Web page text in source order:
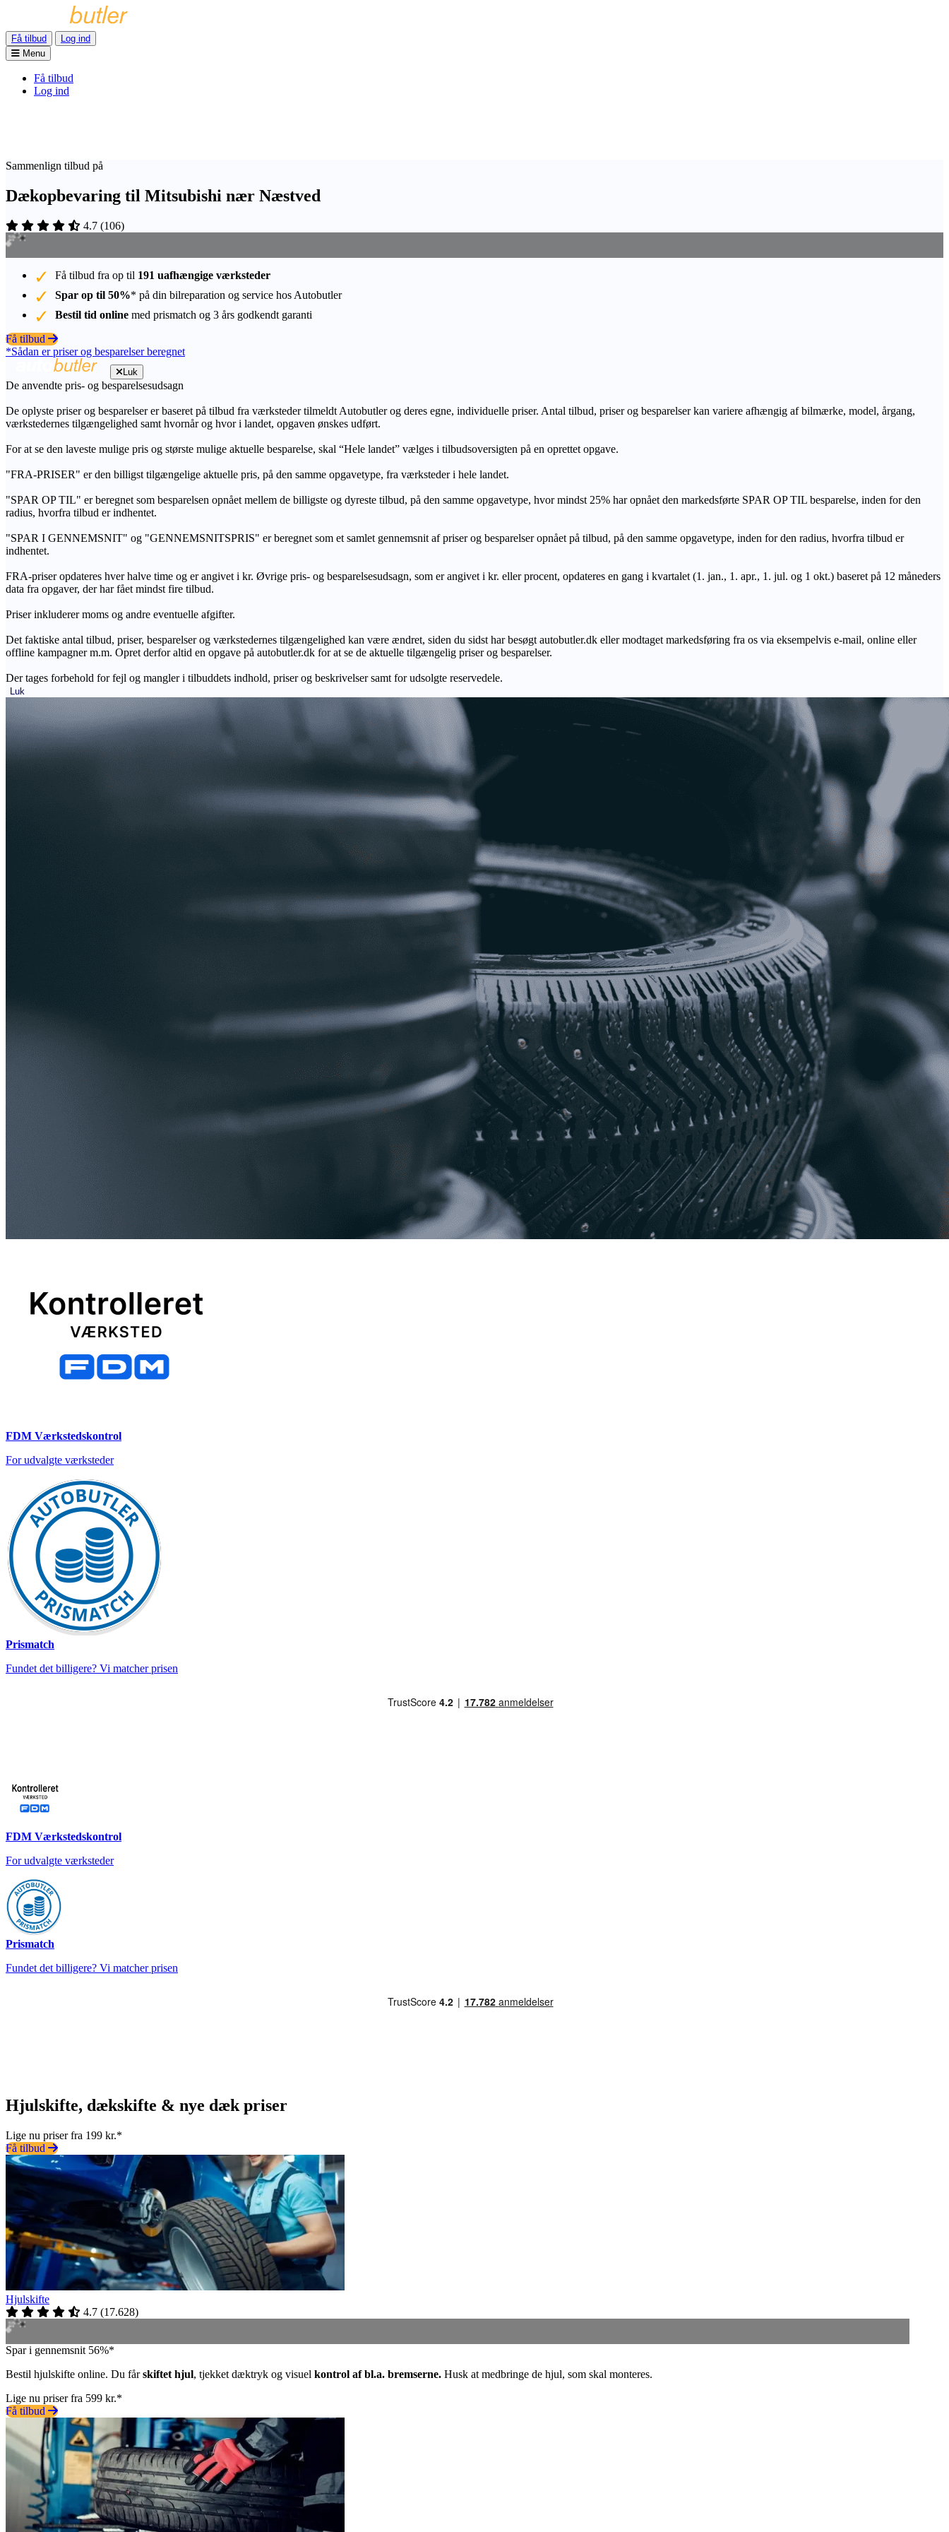
Få tilbud
Log ind
Menu
Få tilbud
Log ind
Sammenlign tilbud på
Dækopbevaring til Mitsubishi nær Næstved
4.7 (106)
Få tilbud fra op til 191 uafhængige værksteder
Spar op til 50%* på din bilreparation og service hos Autobutler
Bestil tid online med prismatch og 3 års godkendt garanti
Få tilbud
*Sådan er priser og besparelser beregnet
Luk
De anvendte pris- og besparelsesudsagn
De oplyste priser og besparelser er baseret på tilbud fra værksteder tilmeldt Autobutler og deres egne, individuelle priser. Antal tilbud, priser og besparelser kan variere afhængig af bilmærke, model, årgang,
værkstedernes tilgængelighed samt hvornår og hvor i landet, opgaven ønskes udført.
For at se den laveste mulige pris og største mulige aktuelle besparelse, skal “Hele landet” vælges i tilbudsoversigten på en oprettet opgave.
"FRA-PRISER" er den billigst tilgængelige aktuelle pris, på den samme opgavetype, fra værksteder i hele landet.
"SPAR OP TIL" er beregnet som besparelsen opnået mellem de billigste og dyreste tilbud, på den samme opgavetype, hvor mindst 25% har opnået den markedsførte SPAR OP TIL besparelse, inden for den
radius, hvorfra tilbud er indhentet.
"SPAR I GENNEMSNIT" og "GENNEMSNITSPRIS" er beregnet som et samlet gennemsnit af priser og besparelser opnået på tilbud, på den samme opgavetype, inden for den radius, hvorfra tilbud er
indhentet.
FRA-priser opdateres hver halve time og er angivet i kr. Øvrige pris- og besparelsesudsagn, som er angivet i kr. eller procent, opdateres en gang i kvartalet (1. jan., 1. apr., 1. jul. og 1 okt.) baseret på 12 måneders
data fra opgaver, der har fået mindst fire tilbud.
Priser inkluderer moms og andre eventuelle afgifter.
Det faktiske antal tilbud, priser, besparelser og værkstedernes tilgængelighed kan være ændret, siden du sidst har besøgt autobutler.dk eller modtaget markedsføring fra os via eksempelvis e-mail, online eller
offline kampagner m.m. Opret derfor altid en opgave på autobutler.dk for at se de aktuelle tilgængelig priser og besparelser.
Der tages forbehold for fejl og mangler i tilbuddets indhold, priser og beskrivelser samt for udsolgte reservedele.
Luk
FDM Værkstedskontrol
For udvalgte værksteder
Prismatch
Fundet det billigere? Vi matcher prisen
FDM Værkstedskontrol
For udvalgte værksteder
Prismatch
Fundet det billigere? Vi matcher prisen
Hjulskifte, dækskifte & nye dæk priser
Lige nu priser fra 199 kr.*
Få tilbud
Hjulskifte
4.7 (17.628)
Spar i gennemsnit 56%*
Bestil hjulskifte online. Du fårskiftet hjul, tjekket dæktryk og visuel kontrol af bl.a. bremserne. Husk at medbringe de hjul, som skal monteres.
Lige nu priser fra 599 kr.*
Få tilbud